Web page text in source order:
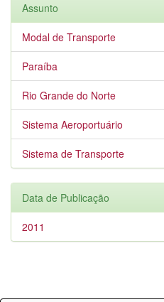
Assunto
Modal de Transporte
Paraíba
Rio Grande do Norte
Sistema Aeroportuário
Sistema de Transporte
Data de Publicação
2011